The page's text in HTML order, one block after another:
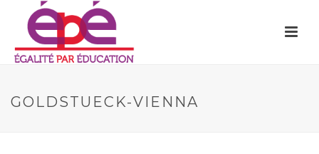
GOLDSTUECK-VIENNA